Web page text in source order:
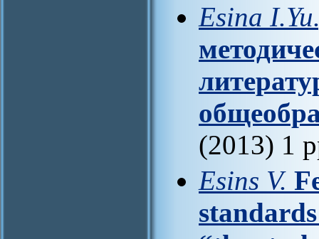
Esina
(2013) 1
Esins V.